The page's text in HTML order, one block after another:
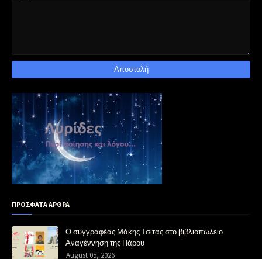
ΠΡΟΣΦΑΤΑ ΑΡΘΡΑ
Ο συγγραφέας Μάκης Τσίτας στο βιβλιοπωλείο
Αναγέννηση της Πάρου
August 05, 2026